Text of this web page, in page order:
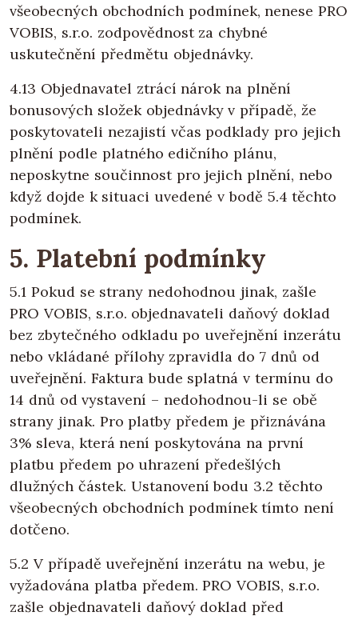
všeobecných obchodních podmínek, nenese PRO
VOBIS, s.r.o. zodpovědnost za chybné
uskutečnění předmětu objednávky.
4.13 Objednavatel ztrácí nárok na plnění
bonusových složek objednávky v případě, že
poskytovateli nezajistí včas podklady pro jejich
plnění podle platného edičního plánu,
neposkytne součinnost pro jejich plnění, nebo
když dojde k situaci uvedené v bodě 5.4 těchto
podmínek.
5. Platební podmínky
5.1 Pokud se strany nedohodnou jinak, zašle
PRO VOBIS, s.r.o. objednavateli daňový doklad
bez zbytečného odkladu po uveřejnění inzerátu
nebo vkládané přílohy zpravidla do 7 dnů od
uveřejnění. Faktura bude splatná v termínu do
14 dnů od vystavení – nedohodnou-li se obě
strany jinak. Pro platby předem je přiznávána
3% sleva, která není poskytována na první
platbu předem po uhrazení předešlých
dlužných částek. Ustanovení bodu 3.2 těchto
všeobecných obchodních podmínek tímto není
dotčeno.
5.2 V případě uveřejnění inzerátu na webu, je
vyžadována platba předem. PRO VOBIS, s.r.o.
zašle objednavateli daňový doklad před